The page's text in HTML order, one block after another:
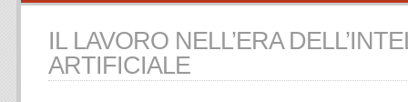
IL LAVORO NELL’ERA
ARTIFICIALE